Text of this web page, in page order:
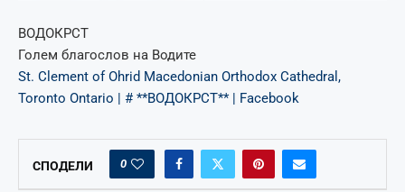
ВОДОКРСТ
Голем благослов на Водите
St. Clement of Ohrid Macedonian Orthodox Cathedral,
Toronto Ontario | # **ВОДОКРСТ** | Facebook
СПОДЕЛИ 0